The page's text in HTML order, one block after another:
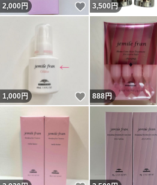
2,000円 いいね！
3,500 円
1,000円 いいね！
888円